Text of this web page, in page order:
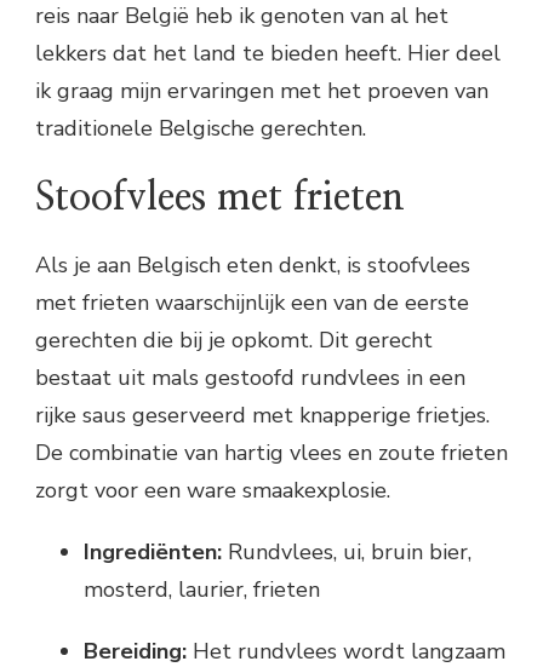
reis naar België heb ik genoten van al het
lekkers dat het land te bieden heeft. Hier deel
ik graag mijn ervaringen met het proeven van
traditionele Belgische gerechten.
Stoofvlees met frieten
Als je aan Belgisch eten denkt, is stoofvlees
met frieten waarschijnlijk een van de eerste
gerechten die bij je opkomt. Dit gerecht
bestaat uit mals gestoofd rundvlees in een
rijke saus geserveerd met knapperige frietjes.
De combinatie van hartig vlees en zoute frieten
zorgt voor een ware smaakexplosie.
Ingrediënten: Rundvlees, ui, bruin bier,
mosterd, laurier, frieten
Bereiding: Het rundvlees wordt langzaam